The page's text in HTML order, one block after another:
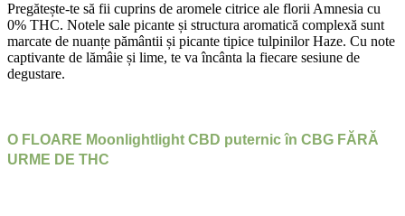
Pregătește-te să fii cuprins de aromele citrice ale florii Amnesia cu
0% THC. Notele sale picante și structura aromatică complexă sunt
marcate de nuanțe pământii și picante tipice tulpinilor Haze. Cu note
captivante de lămâie și lime, te va încânta la fiecare sesiune de
degustare.
O FLOARE Moonlightlight CBD puternic în CBG FĂRĂ
URME DE THC